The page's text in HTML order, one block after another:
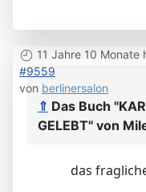
11 Jahre 10 Monate
#9559
von berlinersalon
⇑ Das Buch
GELEBT" von
das